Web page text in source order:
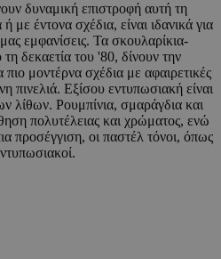
δυναμική επιστροφή αυτή τη
έντονα σχέδια, είναι ιδανικά για
εμφανίσεις. Τα σκουλαρίκια-
δεκαετία του '80, δίνουν την
μοντέρνα σχέδια με αφαιρετικές
πινελιά. Εξίσου εντυπωσιακή είναι
λίθων. Ρουμπίνια, σμαράγδια και
πολυτέλειας και χρώματος, ενώ
προσέγγιση, οι παστέλ τόνοι, όπως